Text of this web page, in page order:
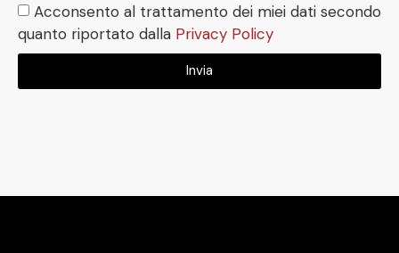
Acconsento al trattamento dei miei dati secondo
quanto riportato dalla Privacy Policy
Invia